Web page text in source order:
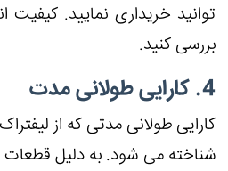
توانید خریداری نمایید. کیفیت
بررسی کنید.
4. کارایی طولانی مدت
کارایی طولانی مدتی که از
شناخته می شود. به دلیل قطعات